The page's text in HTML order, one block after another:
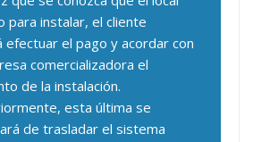
para instalar, el cliente
efectuar el pago y acordar con
comercializadora el
de la instalación.
esta última se
de trasladar el sistema